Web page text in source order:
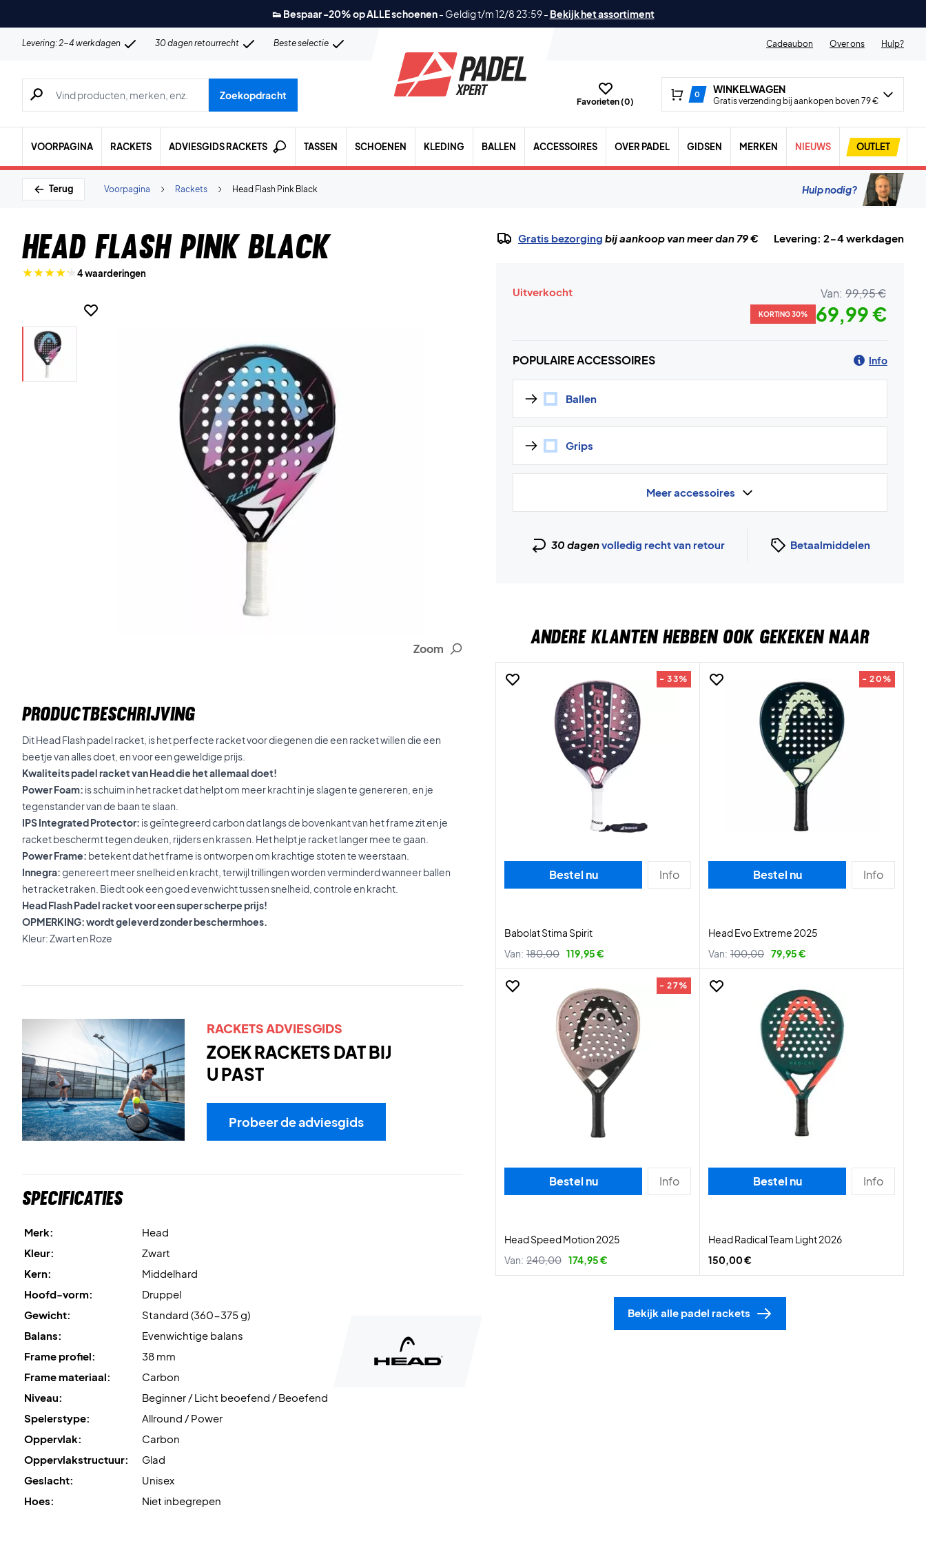
👟 Bespaar -20% op ALLE schoenen- Geldig t/m 12/8 23:59- Bekijk het assortiment
Levering: 2-4 werkdagen 30 dagen retourrecht Beste selectie Cadeaubon Over ons Hulp?
Zoeken naar producten, merken etc.
Zoekopdracht
Favorieten (0)
0 WINKELWAGEN
Gratis verzending bij aankopen boven 79 €
VOORPAGINA RACKETS ADVIESGIDS RACKETS TASSEN SCHOENEN KLEDING BALLEN ACCESSOIRES OVER PADEL GIDSEN MERKEN NIEUWS OUTLET
Terug Head Flash Pink Black
Rackets
Voorpagina Hulp nodig?
Head Flash Pink Black
4 waarderingen
Zoom
PRODUCTBESCHRIJVING
Dit Head Flash padel racket, is het perfecte racket voor diegenen die een racket willen die een
beetje van alles doet, en voor een geweldige prijs.
Kwaliteits padel racket van Head die het allemaal doet!
Power Foam: is schuim in het racket dat helpt om meer kracht in je slagen te genereren, en je
tegenstander van de baan te slaan.
IPS Integrated Protector: is geïntegreerd carbon dat langs de bovenkant van het frame zit en je
racket beschermt tegen deuken, rijders en krassen. Het helpt je racket langer mee te gaan.
Power Frame: betekent dat het frame is ontworpen om krachtige stoten te weerstaan.
Innegra:genereert meer snelheid en kracht, terwijl trillingen worden verminderd wanneer ballen
het racket raken. Biedt ook een goed evenwicht tussen snelheid, controle en kracht.
Head Flash Padel racket voor een super scherpe prijs!
OPMERKING: wordt geleverd zonder beschermhoes.
Kleur: Zwart en Roze
RACKETS ADVIESGIDS
ZOEK RACKETS DAT BIJ
U PAST
Probeer de adviesgids
Specificaties
Merk:
Head
Kleur:
Zwart
Kern:
Middelhard
Hoofd-vorm:
Druppel
Gewicht:
Standard (360-375 g)
Balans:
Evenwichtige balans
Frame profiel:
38 mm
Frame materiaal:
Carbon
Niveau:
Beginner / Licht beoefend / Beoefend
Spelerstype:
Allround / Power
Oppervlak:
Carbon
Oppervlakstructuur:
Glad
Geslacht:
Unisex
Hoes:
Niet inbegrepen
Gratis bezorging bij aankoop van meer dan 79 € Levering: 2-4 werkdagen
Uitverkocht Van: 99,95 €
KORTING 30% 69,99 €
POPULAIRE ACCESSOIRES Info
Ballen
Grips
Meer accessoires
30 dagenvolledig recht van retour Betaalmiddelen
ANDERE KLANTEN HEBBEN OOK GEKEKEN NAAR
- 33%
Bestel nu Info
Babolat Stima Spirit
Van: 180,00 119,95 €
- 20%
Bestel nu Info
Head Evo Extreme 2025
Van: 100,00 79,95 €
- 27%
Bestel nu Info
Head Speed Motion 2025
Van: 240,00 174,95 €
Bestel nu Info
Head Radical Team Light 2026
150,00 €
Bekijk alle padel rackets